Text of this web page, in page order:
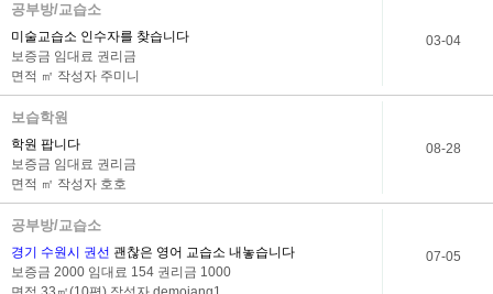
공부방/교습소
미술교습소 인수자를 찾습니다
보증금 임대료 권리금
면적 ㎡ 작성자 주미니
03-04
보습학원
학원 팝니다
보증금 임대료 권리금
면적 ㎡ 작성자 호호
08-28
공부방/교습소
경기 수원시 권선 괜찮은 영어 교습소 내놓습니다
보증금 2000 임대료 154 권리금 1000
07-05